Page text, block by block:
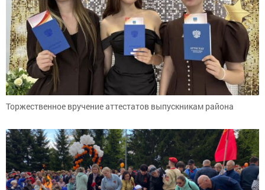
Торжественное вручение аттестатов выпускникам района